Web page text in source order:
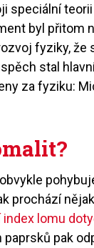
speciální
byl přitom
fyziky, že
stal
za fyziku:
prochází
lomu
pak